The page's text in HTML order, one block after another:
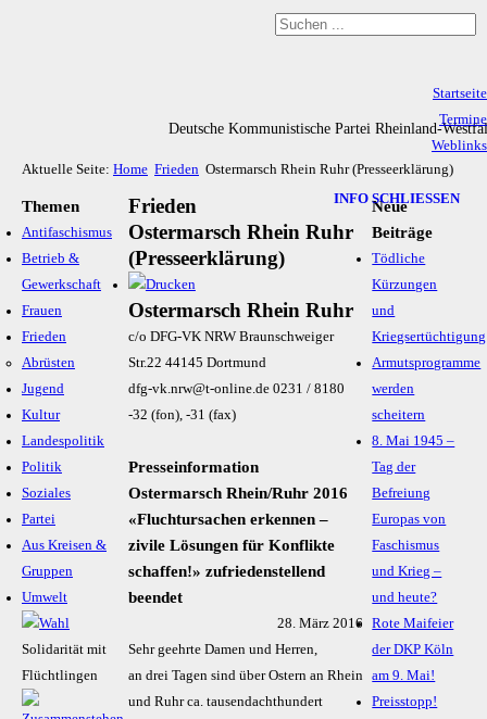
Deutsche Kommunistische Partei Rheinland-
Startseite
Termine
Weblinks
Archiv
Impressum & Datenschutz
Aktuelle Seite: Home Frieden Ostermarsch Rhein Ruhr (Presseerklärung)
Themen
Antifaschismus
Betrieb &
Gewerkschaft
Frauen
Frieden
Abrüsten
Jugend
Kultur
Landespolitik
Politik
Soziales
Partei
Aus Kreisen &
Gruppen
Umwelt
Solidarität mit
Flüchtlingen
Frieden
Ostermarsch Rhein Ruhr
(Presseerklärung)
Ostermarsch Rhein Ruhr
c/o DFG-VK NRW Braunschweiger
Str.22 44145 Dortmund
dfg-vk.nrw@t-online.de0231 / 8180
-32 (fon), -31 (fax)
Presseinformation
Ostermarsch Rhein/Ruhr 2016
«Fluchtursachen erkennen –
zivile Lösungen für Konflikte
schaffen!» zufriedenstellend
beendet
28. März 2016
Sehr geehrte Damen und Herren,
an drei Tagen sind über Ostern an Rhein
und Ruhr ca. tausendachthundert
INFO SCHLIESSEN
Neue
Beiträge
Tödliche
Kürzungen
und
Kriegsertüchtigung
Armutsprogramme
werden
scheitern
8. Mai 1945 –
Tag der
Befreiung
Europas von
Faschismus
und Krieg –
und heute?
Rote Maifeier
der DKP Köln
am 9. Mai!
Preisstopp!